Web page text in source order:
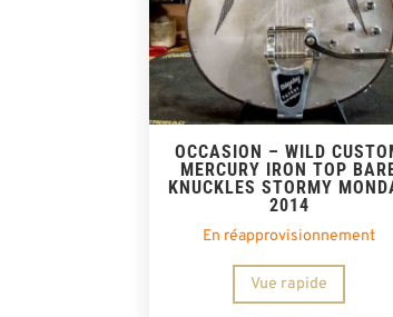
OCCASION – WILD
MERCURY IRON TOP
KNUCKLES STORMY
2014
En réapprovisionnement
Vue rapide